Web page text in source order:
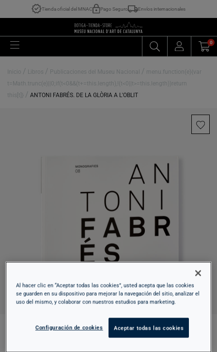
Tienda oficial del MNAC Pago Seguro Envíos internacionales
0
Inicio / Libros / Publicaciones del Museu Nacional / menu.function(e){var
t=Math.trunc(e)||0;if(t<0&&(t+=this.length),!(t<0||t>=this.length))return
this[t]} / ANTONI FABRÉS. DE LA GLÒRIA A L'OBLIT
ANTONI FABRÉS. DE LA GLÒRIA A L'OBLIT
Al hacer clic en “Aceptar todas las cookies”, usted acepta que las cookies
se guarden en su dispositivo para mejorar la navegación del sitio, analizar el
uso del mismo, y colaborar con nuestros estudios para marketing.
Configuración de cookies Aceptar todas las cookies